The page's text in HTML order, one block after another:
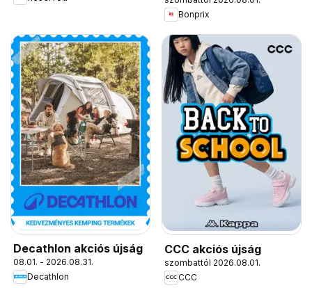
Bonprix
Decathlon akciós újság
08.01. - 2026.08.31.
Decathlon
CCC akciós újság
szombattól 2026.08.01.
CCC